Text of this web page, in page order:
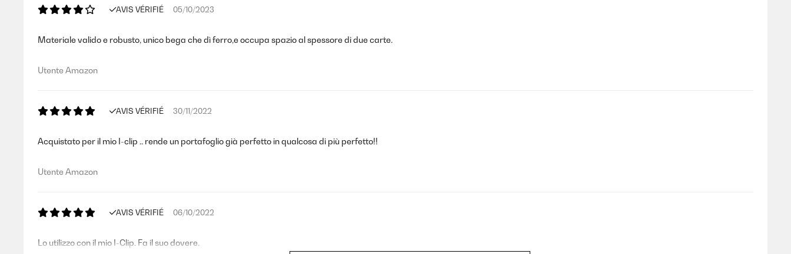
AVIS VÉRIFIÉ 05/10/2023
Materiale valido e robusto, unico bega che dì ferro,e occupa spazio al spessore di due carte.
Utente Amazon
AVIS VÉRIFIÉ 30/11/2022
Acquistato per il mio I-clip .. rende un portafoglio già perfetto in qualcosa di più perfetto!!
Utente Amazon
AVIS VÉRIFIÉ 06/10/2022
Lo utilizzo con il mio I-Clip. Fa il suo dovere.